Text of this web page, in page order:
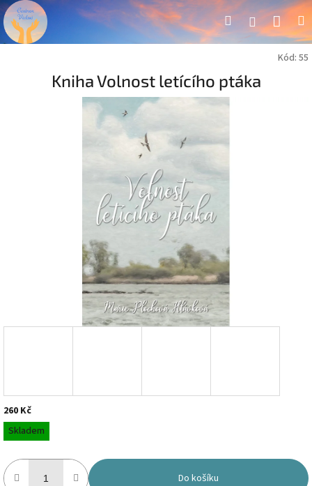
Přejít
na
obsah
HledatPřihlášení
Kód: 55
Kniha Volnost letícího ptáka
260 Kč
Měrná
cena:
Skladem
Do košíku